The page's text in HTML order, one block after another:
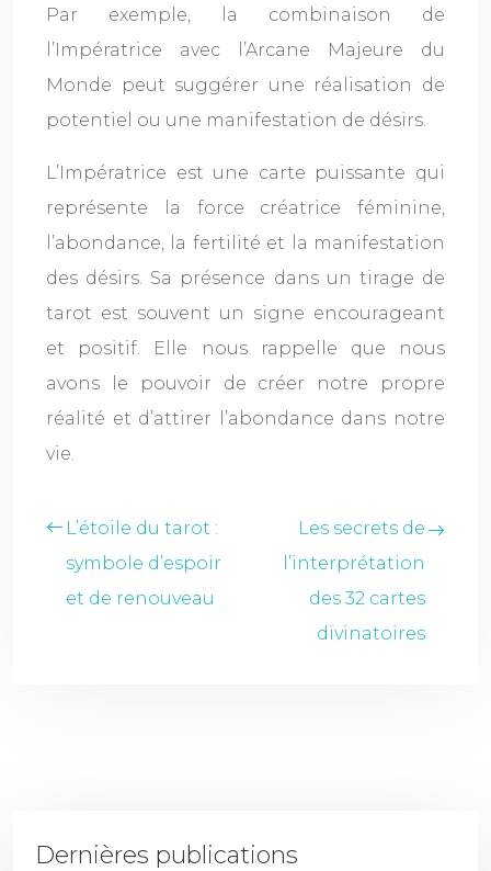
Par exemple, la combinaison de
l’Impératrice avec l’Arcane Majeure du
Monde peut suggérer une réalisation de
potentiel ou une manifestation de désirs.
L’Impératrice est une carte puissante qui
représente la force créatrice féminine,
l’abondance, la fertilité et la manifestation
des désirs. Sa présence dans un tirage de
tarot est souvent un signe encourageant
et positif. Elle nous rappelle que nous
avons le pouvoir de créer notre propre
réalité et d’attirer l’abondance dans notre
vie.
L’étoile du tarot :
symbole d’espoir
et de renouveau
Les secrets de
l’interprétation
des 32 cartes
divinatoires
Dernières publications